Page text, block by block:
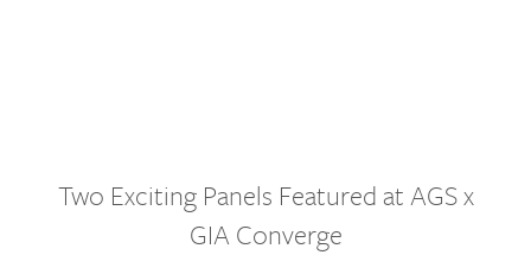
Two Exciting Panels Featured at AGS x
GIA Converge